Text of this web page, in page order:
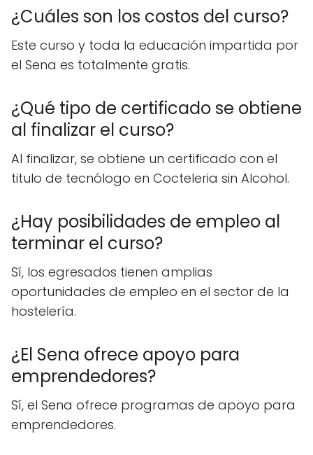
¿Cuáles son los costos del curso?
Este curso y toda la educación impartida por
el Sena es totalmente gratis.
¿Qué tipo de certificado se obtiene
al finalizar el curso?
Al finalizar, se obtiene un certificado con el
titulo de tecnólogo en Cocteleria sin Alcohol.
¿Hay posibilidades de empleo al
terminar el curso?
Sí, los egresados tienen amplias
oportunidades de empleo en el sector de la
hostelería.
¿El Sena ofrece apoyo para
emprendedores?
Sí, el Sena ofrece programas de apoyo para
emprendedores.